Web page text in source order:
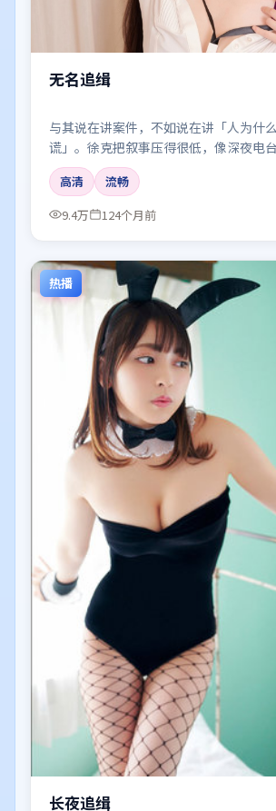
无名追缉
与其说在讲案件，不如说在讲「人为什
谎」。徐克把叙事压得很低，像深夜电
引进雾里。
高清
流畅
9.4万
124个月前
热播
长夜追缉